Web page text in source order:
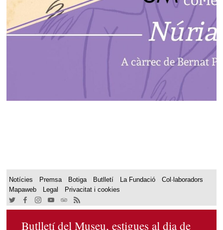
Notícies Premsa Botiga Butlletí La Fundació
Col·laboradors
Mapaweb
Legal Privacitat i cookies
Butlletí del Museu, estigues al dia de